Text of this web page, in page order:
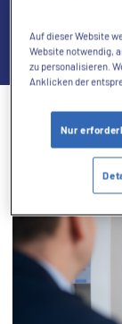
Auf dieser Website
Website notwendig,
zu personalisieren.
Anklicken der
Nur